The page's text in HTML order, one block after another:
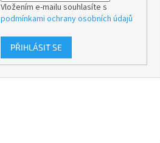
Vložením e-mailu souhlasíte s
podmínkami ochrany osobních údajů
PŘIHLÁSIT SE